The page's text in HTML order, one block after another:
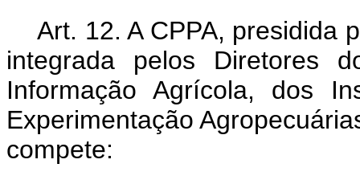
Art. 12. A CPPA, presidida
integrada pelos Diretores
Informação Agrícola, dos
Experimentação
compete: